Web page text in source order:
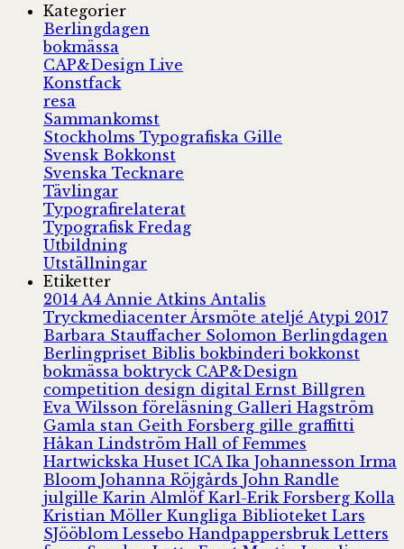
Kategorier
Berlingdagen
bokmässa
CAP&Design Live
Konstfack
resa
Sammankomst
Stockholms Typografiska Gille
Svensk Bokkonst
Svenska Tecknare
Tävlingar
Typografirelaterat
Typografisk Fredag
Utbildning
Utställningar
Etiketter
2014 A4 Annie Atkins Antalis
Tryckmediacenter Årsmöte ateljé Atypi 2017
Barbara Stauffacher Solomon Berlingdagen
Berlingpriset Biblisbokbinderibokkonst
bokmässaboktryck CAP&Design
competition design digital Ernst Billgren
Eva Wilsson föreläsning Galleri Hagström
Gamla stan Geith Forsberg gille graffitti
Håkan Lindström Hall of Femmes
Hartwickska Huset ICA Ika Johannesson Irma
Bloom Johanna Röjgårds John Randle
julgille Karin Almlöf Karl-Erik Forsberg Kolla
Kristian Möller Kungliga Biblioteket Lars
SJööblom Lessebo Handpappersbruk Letters